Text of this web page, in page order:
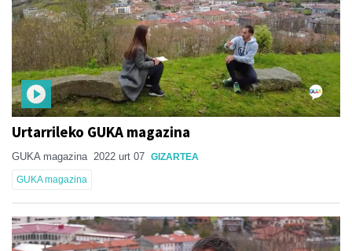
Urtarrileko GUKA magazina
GUKA magazina 2022 urt 07 GIZARTEA
GUKA magazina